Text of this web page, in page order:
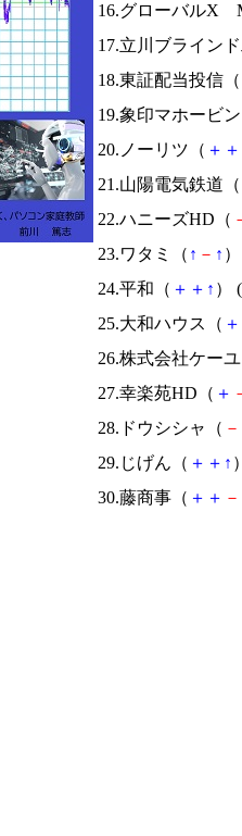
16.グローバルX
17.立川ブライン
18.東証配当投信（
19.象印マホービ
20.ノーリツ（ ＋ ＋
21.山陽電気鉄道（
22.ハニーズHD（
23.ワタミ（ ↑ － ↑
24.平和（ ＋ ＋ ↑ ） (
25.大和ハウス（ ＋
26.株式会社ケー
27.幸楽苑HD（ ＋
28.ドウシシャ（ －
29.じげん（ ＋ ＋ ↑
30.藤商事（ ＋ ＋ －